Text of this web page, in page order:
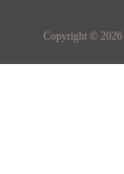
Copyright © 2026